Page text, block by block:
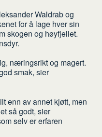
Waldrab og
for å lage hver sin
skogen og høyfjellet.
næringsrikt og magert.
smak, sier
enn av annet kjøtt, men
så godt, sier
selv er erfaren